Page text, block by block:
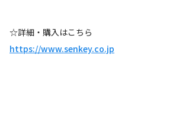
☆詳細・購入はこちら
https://www.senkey.co.jp